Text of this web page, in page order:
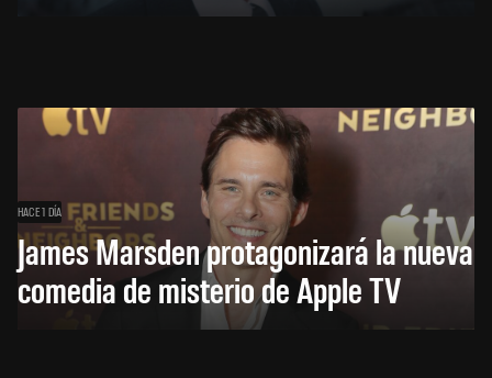
HACE 1 DÍA
James Marsden protagonizará la nueva
comedia de misterio de Apple TV